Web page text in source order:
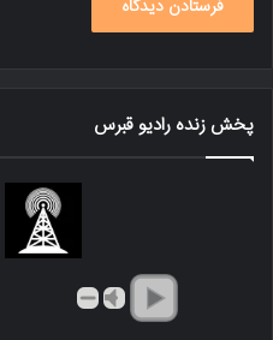
پخش زنده رادیو قبرس